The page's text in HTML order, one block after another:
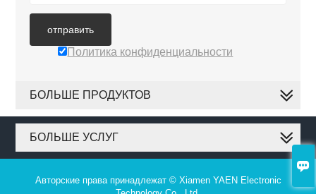

отправить
Политика конфиденциальности
БОЛЬШЕ ПРОДУКТОВ
БОЛЬШЕ УСЛУГ
Авторские права принадлежат © Xiamen YAEN Electronic